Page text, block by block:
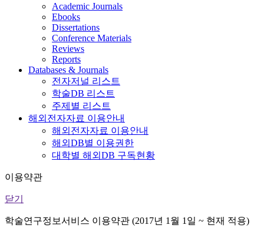
Academic Journals
Ebooks
Dissertations
Conference Materials
Reviews
Reports
Databases & Journals
전자저널 리스트
학술DB 리스트
주제별 리스트
해외전자자료 이용안내
해외전자자료 이용안내
해외DB별 이용권한
대학별 해외DB 구독현황
이용약관
닫기
학술연구정보서비스 이용약관 (2017년 1월 1일 ~ 현재 적용)